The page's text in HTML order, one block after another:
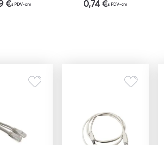
€s PDV-om 0,74 €s PDV-om